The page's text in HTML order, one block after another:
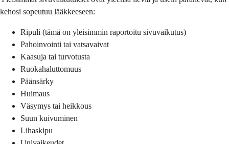
kehosi sopeutuu lääkkeeseen:
Ripuli (tämä on yleisimmin raportoitu sivuvaikutus)
Pahoinvointi tai vatsavaivat
Kaasuja tai turvotusta
Ruokahaluttomuus
Päänsärky
Huimaus
Väsymys tai heikkous
Suun kuivuminen
Lihaskipu